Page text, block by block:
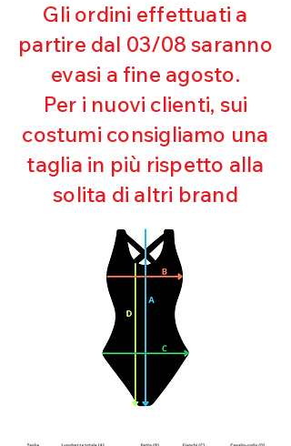
Resistente al pilling
Eccellente protezione dai raggi
UV
Ottima copertura
Ultra cloro resistente
Mantenimento della forma
Perfetta vestibilità
Asciugatura rapida
Bielastico
Gli ordini effettuati a
partire dal 03/08 saranno
evasi a fine agosto.
Per i nuovi clienti, sui
costumi consigliamo una
taglia in più rispetto alla
solita di altri brand